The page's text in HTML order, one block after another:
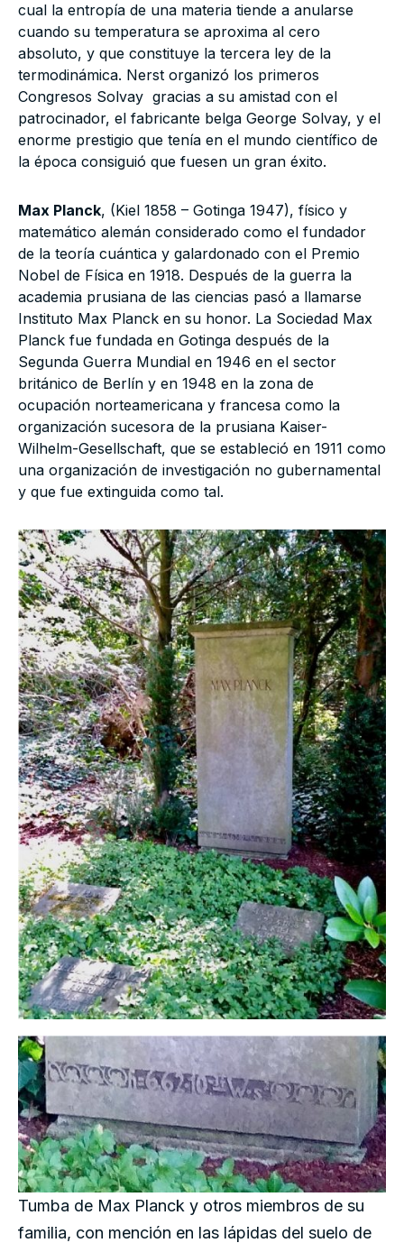
cual la entropía de una materia tiende a anularse
cuando su temperatura se aproxima al cero
absoluto, y que constituye la tercera ley de la
termodinámica. Nerst organizó los primeros
Congresos Solvay gracias a su amistad con el
patrocinador, el fabricante belga George Solvay, y el
enorme prestigio que tenía en el mundo científico de
la época consiguió que fuesen un gran éxito.
Max Planck, (Kiel 1858 – Gotinga 1947), físico y
matemático alemán considerado como el fundador
de la teoría cuántica y galardonado con el Premio
Nobel de Física en 1918. Después de la guerra la
academia prusiana de las ciencias pasó a llamarse
Instituto Max Planck en su honor. La Sociedad Max
Planck fue fundada en Gotinga después de la
Segunda Guerra Mundial en 1946 en el sector
británico de Berlín y en 1948 en la zona de
ocupación norteamericana y francesa como la
organización sucesora de la prusiana Kaiser-
Wilhelm-Gesellschaft, que se estableció en 1911 como
una organización de investigación no gubernamental
y que fue extinguida como tal.
Tumba de Max Planck y otros miembros de su
familia, con mención en las lápidas del suelo de